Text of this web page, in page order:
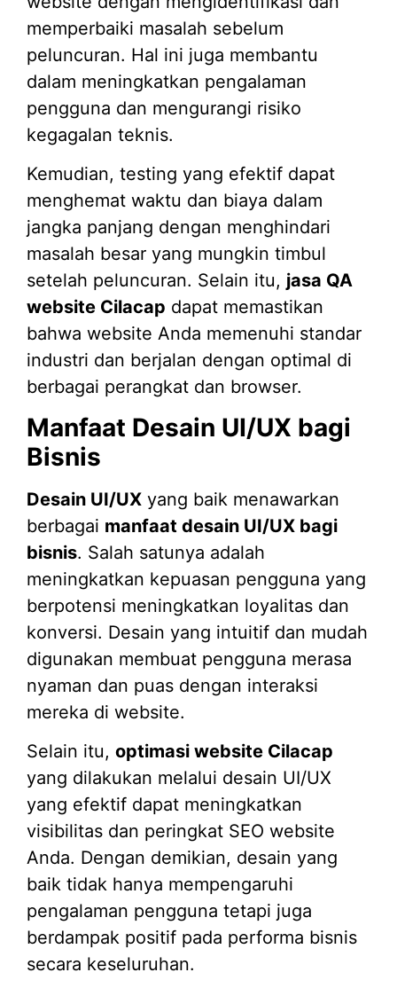
memperbaiki masalah sebelum
peluncuran. Hal ini juga membantu
dalam meningkatkan pengalaman
pengguna dan mengurangi risiko
kegagalan teknis.
Kemudian, testing yang efektif dapat
menghemat waktu dan biaya dalam
jangka panjang dengan menghindari
masalah besar yang mungkin timbul
setelah peluncuran. Selain itu, jasa QA
website Cilacap dapat memastikan
bahwa website Anda memenuhi standar
industri dan berjalan dengan optimal di
berbagai perangkat dan browser.
Manfaat Desain UI/UX bagi
Bisnis
Desain UI/UX yang baik menawarkan
berbagai manfaat desain UI/UX bagi
bisnis. Salah satunya adalah
meningkatkan kepuasan pengguna yang
berpotensi meningkatkan loyalitas dan
konversi. Desain yang intuitif dan mudah
digunakan membuat pengguna merasa
nyaman dan puas dengan interaksi
mereka di website.
Selain itu, optimasi website Cilacap
yang dilakukan melalui desain UI/UX
yang efektif dapat meningkatkan
visibilitas dan peringkat SEO website
Anda. Dengan demikian, desain yang
baik tidak hanya mempengaruhi
pengalaman pengguna tetapi juga
berdampak positif pada performa bisnis
secara keseluruhan.